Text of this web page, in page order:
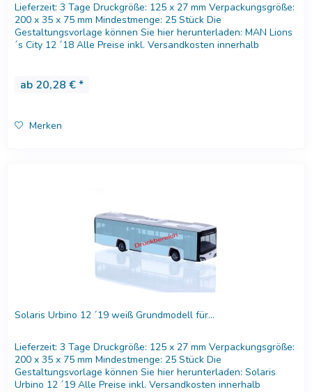
Lieferzeit: 3 Tage Druckgröße: 125 x 27 mm Verpackungsgröße:
200 x 35 x 75 mm Mindestmenge: 25 Stück Die
Gestaltungsvorlage können Sie hier herunterladen: MAN Lions
´s City 12 ´18 Alle Preise inkl. Versandkosten innerhalb
ab 20,28 € *
Merken
Solaris Urbino 12 ´19 weiß Grundmodell für...
Lieferzeit: 3 Tage Druckgröße: 125 x 27 mm Verpackungsgröße:
200 x 35 x 75 mm Mindestmenge: 25 Stück Die
Gestaltungsvorlage können Sie hier herunterladen: Solaris
Urbino 12 ´19 Alle Preise inkl. Versandkosten innerhalb